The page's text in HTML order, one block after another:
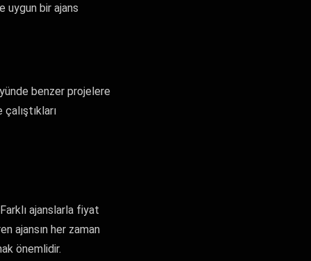
uygun bir ajans
benzer projelere
ajanslarla fiyat
ajansın her zaman
önemlidir.